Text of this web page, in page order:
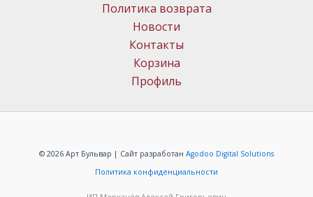
Политика возврата
Новости
Контакты
Корзина
Профиль
© 2026 Арт Бульвар | Сайт разработан Agodoo Digital Solutions
Политика конфиденциальности